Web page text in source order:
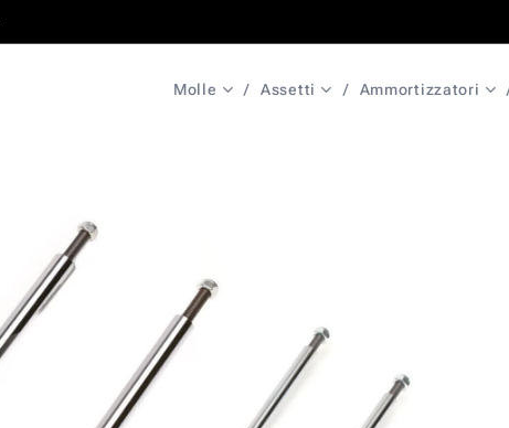
Molle Assetti Ammortizzatori